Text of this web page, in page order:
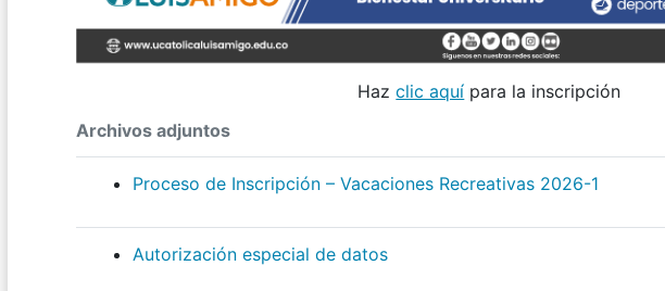
Hazclic aquí para la inscripción
Archivos adjuntos
Proceso de Inscripción – Vacaciones Recreativas 2026-1
Autorización especial de datos